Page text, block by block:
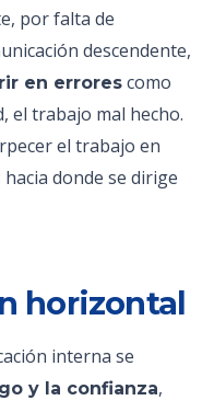
por falta de
descendente,
en errores como
el trabajo mal hecho.
el trabajo en
donde se dirige
horizontal
interna se
y la confianza,